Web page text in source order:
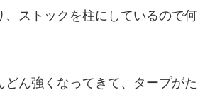
、ストックを柱にしているので何
どん強くなってきて、タープがた